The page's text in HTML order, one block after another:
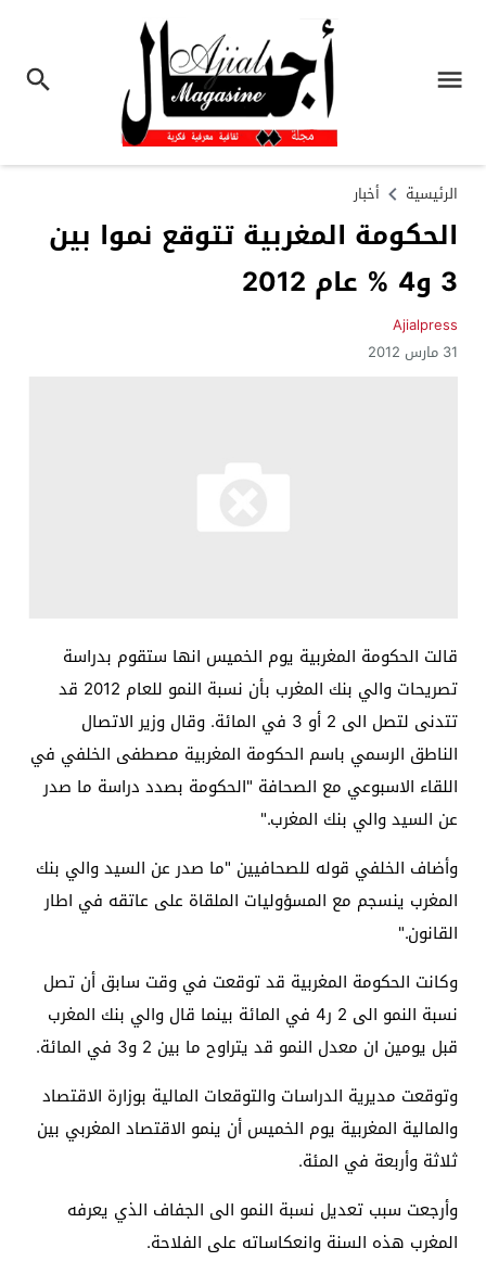
الرئيسية أخبار
الحكومة المغربية تتوقع نموا بين
3 و4 % عام 2012
Ajialpress
31 مارس 2012
قالت الحكومة المغربية يوم الخميس انها ستقوم بدراسة
تصريحات والي بنك المغرب بأن نسبة النمو للعام 2012 قد
تتدنى لتصل الى 2 أو 3 في المائة. وقال وزير الاتصال
الناطق الرسمي باسم الحكومة المغربية مصطفى الخلفي في
اللقاء الاسبوعي مع الصحافة "الحكومة بصدد دراسة ما صدر
عن السيد والي بنك المغرب."
وأضاف الخلفي قوله للصحافيين "ما صدر عن السيد والي بنك
المغرب ينسجم مع المسؤوليات الملقاة على عاتقه في اطار
القانون."
وكانت الحكومة المغربية قد توقعت في وقت سابق أن تصل
نسبة النمو الى 2 ر4 في المائة بينما قال والي بنك المغرب
قبل يومين ان معدل النمو قد يتراوح ما بين 2 و3 في المائة.
وتوقعت مديرية الدراسات والتوقعات المالية بوزارة الاقتصاد
والمالية المغربية يوم الخميس أن ينمو الاقتصاد المغربي بين
ثلاثة وأربعة في المئة.
وأرجعت سبب تعديل نسبة النمو الى الجفاف الذي يعرفه
المغرب هذه السنة وانعكاساته على الفلاحة.